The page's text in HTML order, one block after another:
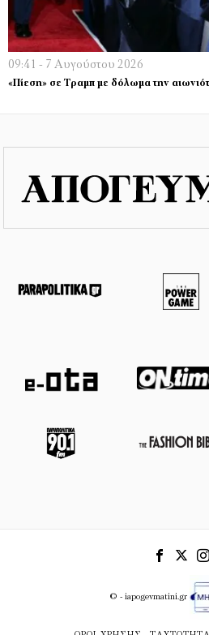
09:41 - 7 Αυγούστου 2026
«Πίεση» σε Τραμπ με δόλωμα την
© - iapogevmatini.gr